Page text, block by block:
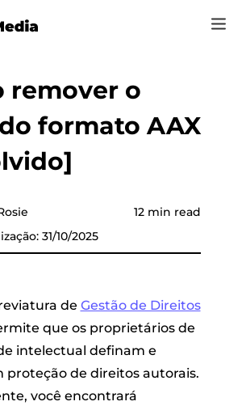
line
mp3
para MP3
para MP3
Log In
Registrar
remover o
formato AAX
31/10/2025
12 min read
de Gestão de Direitos
que os proprietários de
intelectual definam e
proteção de direitos autorais.
você encontrará